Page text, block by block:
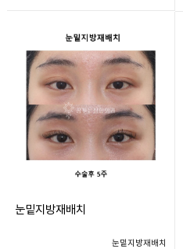
눈밑지방재배치
눈밑지방재배치